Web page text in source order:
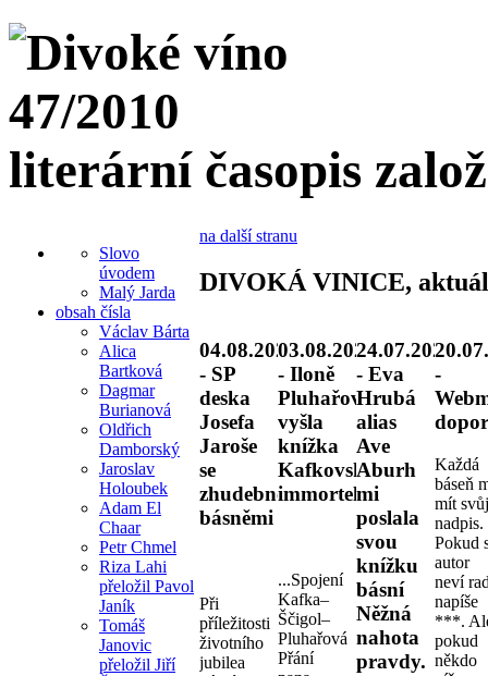
literární časopis
Slovo
úvodem
Malý Jarda
obsah čísla
Václav Bárta
Alica
Bartková
Dagmar
Burianová
Oldřich
Damborský
Jaroslav
Holoubek
Adam El
Chaar
Petr Chmel
Riza Lahi
přeložil Pavol
Janík
Tomáš
Janovic
přeložil Jiří
na další stranu
DIVOKÁ VINICE,
04.08.2026
- SP
deska
Josefa
Jaroše
se
zhudebněnými
básněmi
Při
příležitosti
životního
jubilea
03.08.2026
- Iloně
Pluhařové
vyšla
knížka
Kafkovské
immortelly.
...Spojení
Kafka–
Ščigol–
Pluhařová
Přání
24.07.2026
- Eva
Hrubá
alias
Ave
Aburh
mi
poslala
svou
knížku
básní
Něžná
nahota
pravdy.
-
Každá
báseň
mít
nadpis.
Pokud
autor
neví
napíše
***.
pokud
někdo